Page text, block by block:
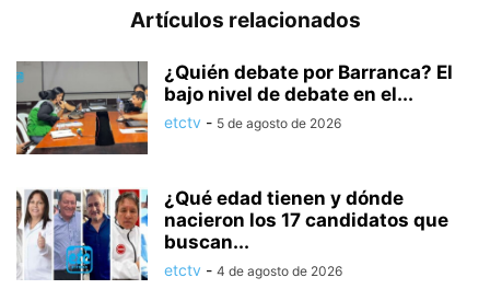
Artículos relacionados
¿Quién debate por Barranca? El
bajo nivel de debate en el...
etctv - 5 de agosto de 2026
¿Qué edad tienen y dónde
nacieron los 17 candidatos que
buscan...
etctv - 4 de agosto de 2026